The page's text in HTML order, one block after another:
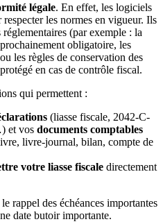
légale. En effet, les logiciels
les normes en vigueur. Ils
(par exemple : la
obligatoire, les
les règles de conservation des
en cas de contrôle fiscal.
qui permettent :
(liasse fiscale, 2042-C-
et vos documents comptables
livre-journal, bilan, compte de
votre liasse fiscale directement
rappel des échéances importantes
date butoir importante.